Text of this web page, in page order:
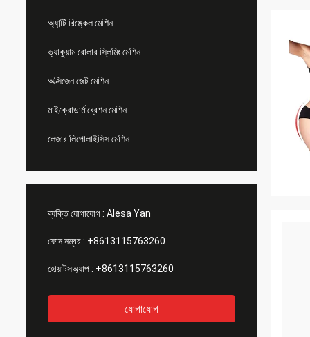
অ্যান্টি রিঙ্কেল মেশিন
ভ্যাকুয়াম রোলার স্লিমিং মেশিন
অক্সিজেন জেট মেশিন
মাইক্রোডার্মাব্রেশন মেশিন
লেজার লিপোলাইসিস মেশিন
ব্যক্তি যোগাযোগ : Alesa Yan
ফোন নম্বর : +8613115763260
হোয়াটসঅ্যাপ : +8613115763260
যোগাযোগ